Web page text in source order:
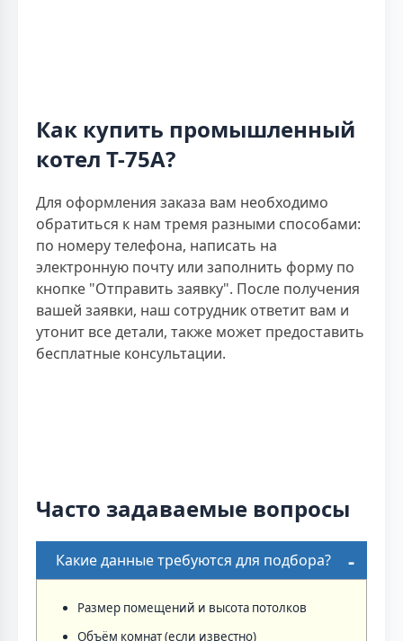
Как купить промышленный
котел Т-75А?
Для оформления заказа вам необходимо
обратиться к нам тремя разными способами:
по номеру телефона, написать на
электронную почту или заполнить форму по
кнопке "Отправить заявку". После получения
вашей заявки, наш сотрудник ответит вам и
утонит все детали, также может предоставить
бесплатные консультации.
Часто задаваемые вопросы
Какие данные требуются для подбора?
Размер помещений и высота потолков
Объём комнат (если известно)